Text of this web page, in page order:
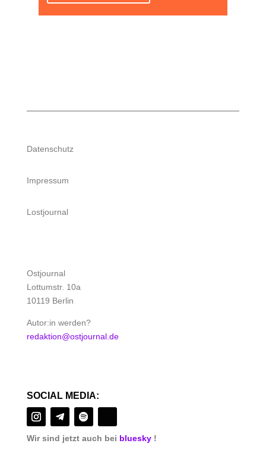
Datenschutz
Impressum
Lostjournal
Ostjournal
Lottumstr. 10a
10119 Berlin
Autor:in werden?
redaktion@ostjournal.de
SOCIAL MEDIA:
Wir sind jetzt auch bei bluesky !